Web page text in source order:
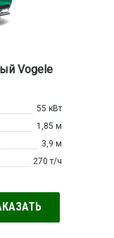
Vogele
55 кВт
1,85 м
3,9 м
270 т/ч